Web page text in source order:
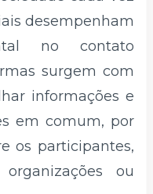
desempenham
no contato
surgem com
informações e
em comum, por
os participantes,
ou